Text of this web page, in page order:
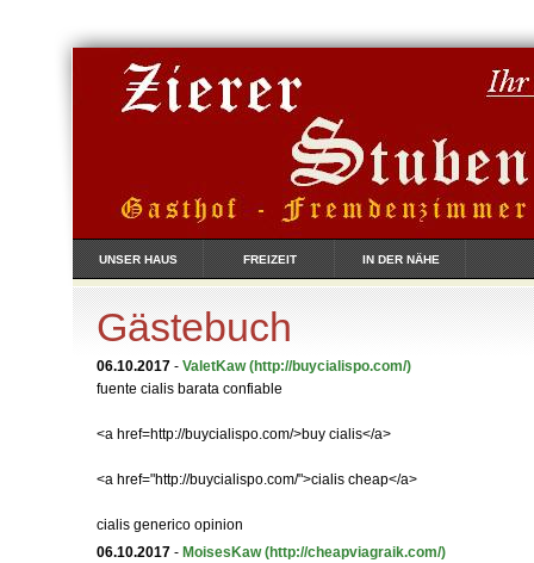
UNSER HAUS FREIZEIT IN DER NÄHE
Gästebuch
06.10.2017 - ValetKaw (http://buycialispo.com/)
fuente cialis barata confiable
<a href=http://buycialispo.com/>buy cialis</a>
<a href="http://buycialispo.com/">cialis cheap</a>
cialis generico opinion
06.10.2017 - MoisesKaw (http://cheapviagraik.com/)